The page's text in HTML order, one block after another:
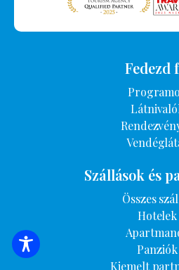
SZÁLLÁSOK
Fedezd
Szállások és
Összes
Hotelek
Panziók
Kiemelt